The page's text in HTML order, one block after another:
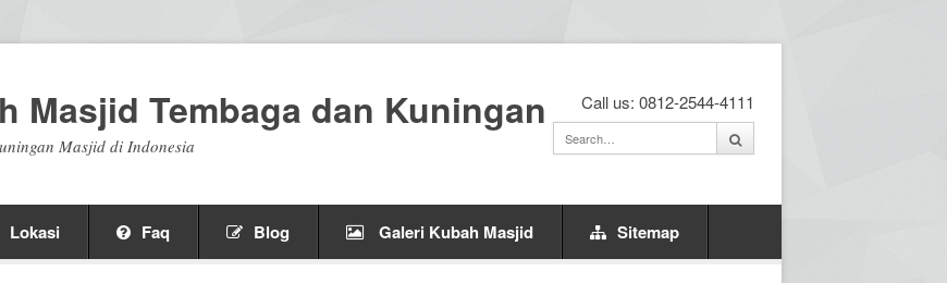
Masjid Tembaga dan Kuningan
Masjid di Indonesia
Call us: 0812-2544-4111
Lokasi Faq Blog Galeri Kubah Masjid Sitemap